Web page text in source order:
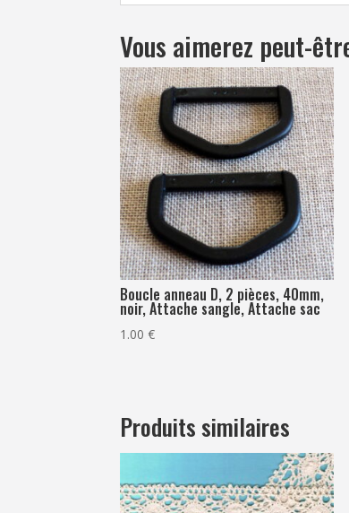
Vous aimerez peut-
Boucle anneau D, 2 pièces, 40mm,
noir, Attache sangle, Attache sac
1.00€
Produits similaires